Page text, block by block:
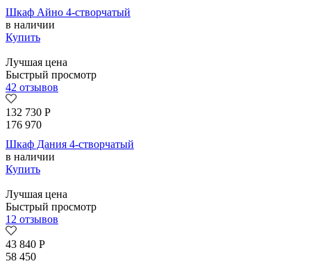
Шкаф Айно 4-створчатый
в наличии
Купить
Лучшая цена
Быстрый просмотр
42 отзывов
132 730 Р
176 970
Шкаф Дания 4-створчатый
в наличии
Купить
Лучшая цена
Быстрый просмотр
12 отзывов
43 840 Р
58 450